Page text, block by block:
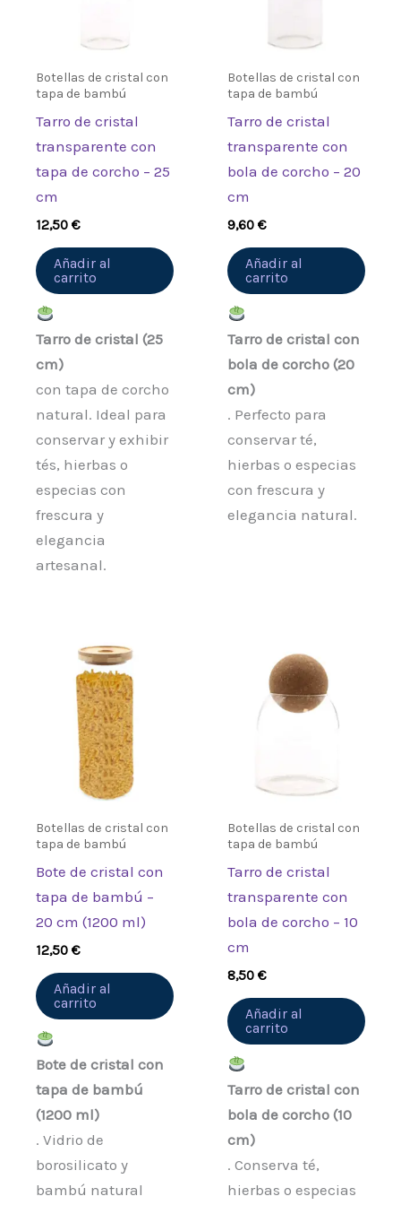
Botellas de cristal con
tapa de bambú
Tarro de cristal
transparente con
tapa de corcho – 25
cm
12,50€
Añadir al
carrito
Tarro de cristal (25
cm)
con tapa de corcho
natural. Ideal para
conservar y exhibir
tés, hierbas o
especias con
frescura y
elegancia
artesanal.
Botellas de cristal con
tapa de bambú
Tarro de cristal
transparente con
bola de corcho – 20
cm
9,60€
Añadir al
carrito
Tarro de cristal con
bola de corcho (20
cm)
. Perfecto para
conservar té,
hierbas o especias
con frescura y
elegancia natural.
Botellas de cristal con
tapa de bambú
Bote de cristal con
tapa de bambú –
20 cm (1200 ml)
12,50€
Añadir al
carrito
Bote de cristal con
tapa de bambú
(1200 ml)
. Vidrio de
borosilicato y
bambú natural
Botellas de cristal con
tapa de bambú
Tarro de cristal
transparente con
bola de corcho – 10
cm
8,50€
Añadir al
carrito
Tarro de cristal con
bola de corcho (10
cm)
. Conserva té,
hierbas o especias